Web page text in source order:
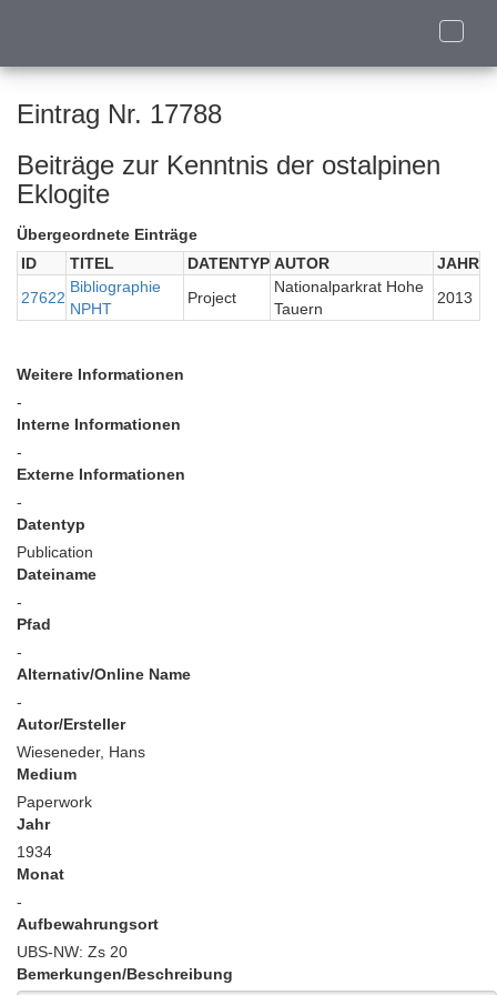
Toggle
Eintrag Nr. 17788
Beiträge zur Kenntnis der ostalpinen
Eklogite
Übergeordnete Einträge
ID
TITEL DATENTYP AUTOR
JAHR
27622
Bibliographie
NPHT
Project
Nationalparkrat Hohe
Tauern
2013
Weitere Informationen
-
Interne Informationen
-
Externe Informationen
-
Datentyp
Publication
Dateiname
-
Pfad
-
Alternativ/Online Name
-
Autor/Ersteller
Wieseneder, Hans
Medium
Paperwork
Jahr
1934
Monat
-
Aufbewahrungsort
UBS-NW: Zs 20
Bemerkungen/Beschreibung